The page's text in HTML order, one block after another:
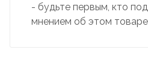
- будьте первым, кто
мнением об этом товаре